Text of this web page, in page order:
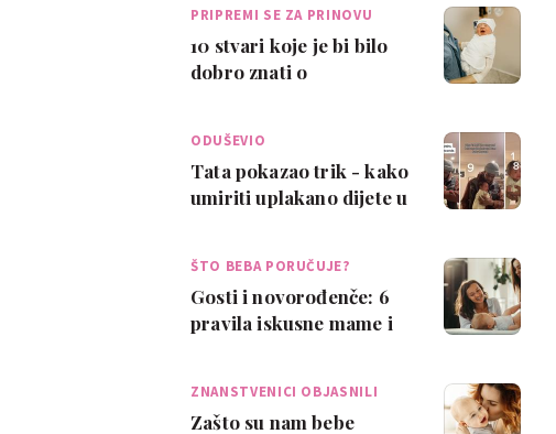
PRIPREMI SE ZA PRINOVU
10 stvari koje je bi bilo
dobro znati o
ODUŠEVIO
Tata pokazao trik - kako
umiriti uplakano dijete u
ŠTO BEBA PORUČUJE?
Gosti i novorođenče: 6
pravila iskusne mame i
ZNANSTVENICI OBJASNILI
Zašto su nam bebe